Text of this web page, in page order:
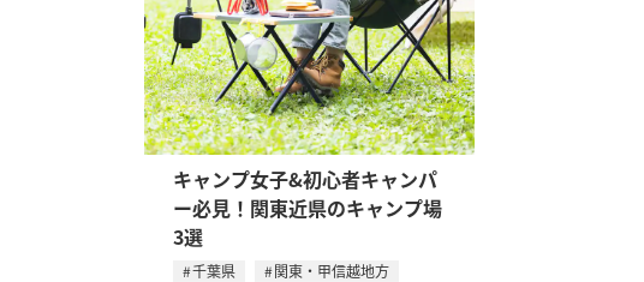
キャンプ女子&初心者キャンパ
ー必見！関東近県のキャンプ場
3選
千葉県
関東・甲信越地方